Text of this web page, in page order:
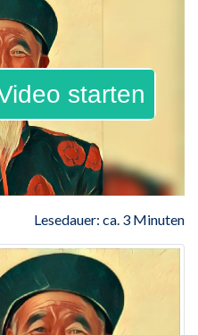
starten
Lesedauer: ca. 3 Minuten